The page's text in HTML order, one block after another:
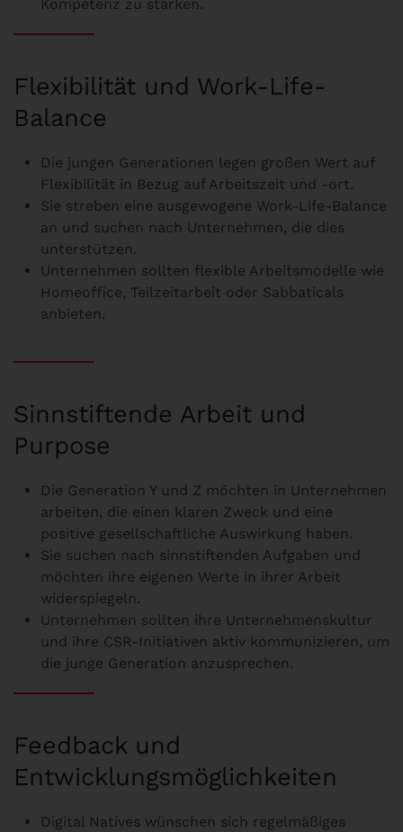
Kompetenz zu stärken.
Flexibilität und Work-Life-
Balance
Die jungen Generationen legen großen Wert auf
Flexibilität in Bezug auf Arbeitszeit und -ort.
Sie streben eine ausgewogene Work-Life-Balance
an und suchen nach Unternehmen, die dies
unterstützen.
Unternehmen sollten flexible Arbeitsmodelle wie
Homeoffice, Teilzeitarbeit oder Sabbaticals
anbieten.
Sinnstiftende Arbeit und
Purpose
Die Generation Y und Z möchten in Unternehmen
arbeiten, die einen klaren Zweck und eine
positive gesellschaftliche Auswirkung haben.
Sie suchen nach sinnstiftenden Aufgaben und
möchten ihre eigenen Werte in ihrer Arbeit
widerspiegeln.
Unternehmen sollten ihre Unternehmenskultur
und ihre CSR-Initiativen aktiv kommunizieren, um
die junge Generation anzusprechen.
Feedback und
Entwicklungsmöglichkeiten
Digital Natives wünschen sich regelmäßiges